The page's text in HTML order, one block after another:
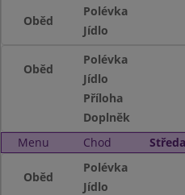
Oběd
Polévka
Jídlo
Oběd
Polévka
Jídlo
Příloha
Doplněk
Menu
Chod
Oběd
Polévka
Jídlo